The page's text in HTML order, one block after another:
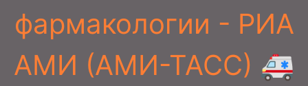
фармакологии - РИА
АМИ (АМИ-ТАСС) 🚑